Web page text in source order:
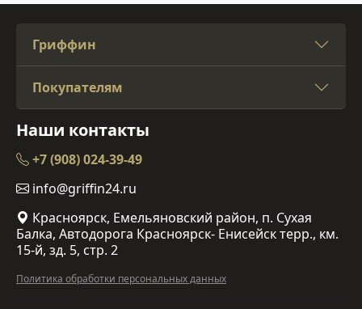
Гриффин
Покупателям
Наши контакты
+7 (908) 024-39-49
info@griffin24.ru
Красноярск, Емельяновский район, п. Сухая
Балка, Автодорога Красноярск- Енисейск терр., км.
15-й, зд. 5, стр. 2
Политика обработки персональных данных